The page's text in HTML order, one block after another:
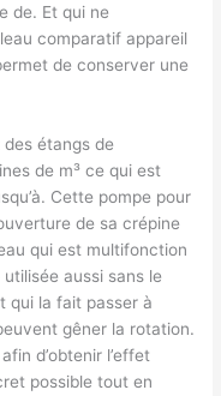
de. Et qui ne
comparatif appareil
de conserver une
étangs de
de m³ ce qui est
Cette pompe pour
de sa crépine
qui est multifonction
aussi sans le
qui la fait passer à
gêner la rotation.
d’obtenir l’effet
possible tout en